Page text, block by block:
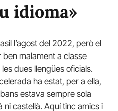
idioma»
l’agost del 2022, però el
ben malament a classe
dues llengües oficials.
ha estat, per a ella,
estava sempre sola
castellà. Aquí tinc amics i